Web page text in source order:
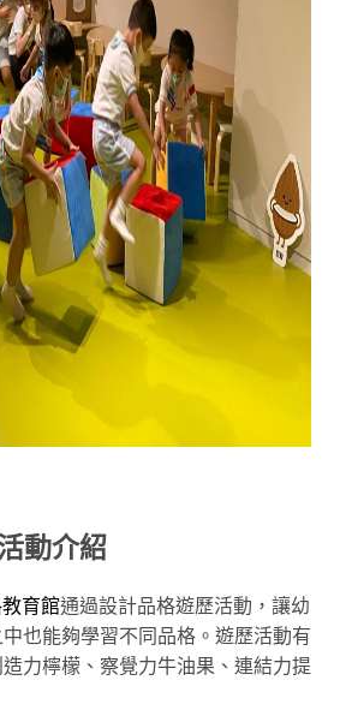
動介紹
教育館通過設計品格遊歷活動，讓幼
也能夠學習不同品格。遊歷活動有
力檸檬、察覺力牛油果、連結力提